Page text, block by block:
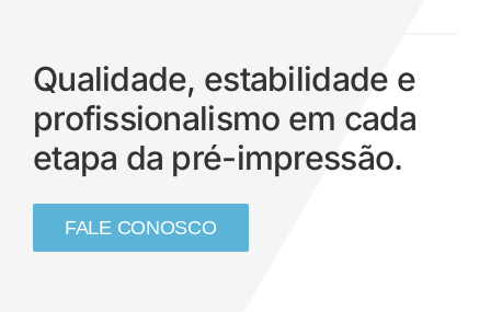
Qualidade, estabilidade e
profissionalismo em cada
etapa da pré-impressão.
FALE CONOSCO